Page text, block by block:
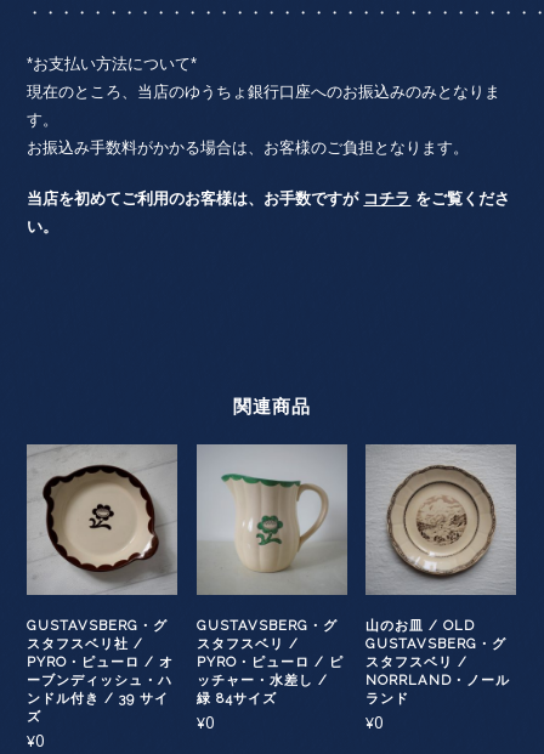
・・・・・・・・・・・・・・・・・・・・・・・・・・・・・・・
*お支払い方法について*
現在のところ、当店のゆうちょ銀行口座へのお振込みのみとなりま
す。
お振込み手数料がかかる場合は、お客様のご負担となります。
当店を初めてご利用のお客様は、お手数ですが コチラ をご覧くださ
い。
関連商品
GUSTAVSBERG・グ
スタフスベリ社 /
PYRO・ピューロ / オ
ーブンディッシュ・ハ
ンドル付き / 39 サイ
ズ
¥0
GUSTAVSBERG・グ
スタフスベリ /
PYRO・ピューロ / ピ
ッチャー・水差し /
緑 84サイズ
¥0
山のお皿 / OLD
GUSTAVSBERG・グ
スタフスベリ /
NORRLAND・ノール
ランド
¥0